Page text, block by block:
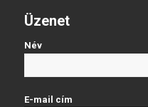
Üzenet
Név
E-mail cím